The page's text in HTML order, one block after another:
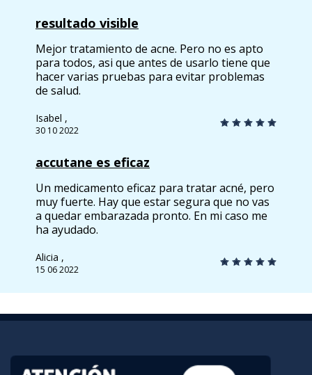
resultado visible
Mejor tratamiento de acne. Pero no es apto
para todos, asi que antes de usarlo tiene que
hacer varias pruebas para evitar problemas
de salud.
Isabel ,
30 10 2022
accutane es eficaz
Un medicamento eficaz para tratar acné, pero
muy fuerte. Hay que estar segura que no vas
a quedar embarazada pronto. En mi caso me
ha ayudado.
Alicia ,
15 06 2022